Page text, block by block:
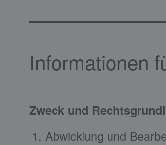
Informationen
Zweck und
Abwicklung und